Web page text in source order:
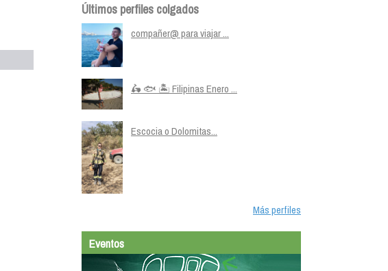
Últimos perfiles colgados
compañer@ para viajar ...
🛵 🐟 🏝️ Filipinas Enero ...
Escocia o Dolomitas...
Más perfiles
Eventos